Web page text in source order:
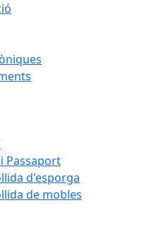
Passaport
d'esporga
de mobles